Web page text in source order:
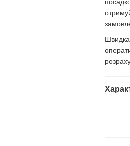
Швидка